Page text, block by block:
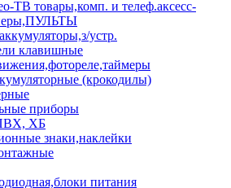
ТВ товары,комп. и телеф.аксесс-
устр.
клавишные
(крокодилы)
приборы
ХБ
знаки,наклейки
питания